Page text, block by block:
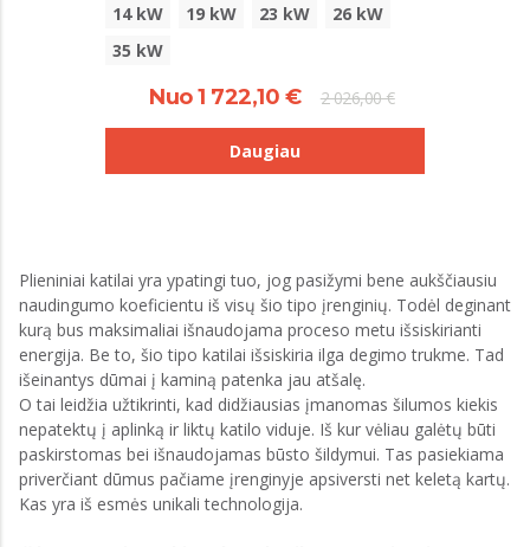
14 kW 19 kW 23 kW
26 kW
35 kW
Nuo 1 722,10 € 2 026,00 €
Daugiau
Plieniniai katilai yra ypatingi tuo, jog pasižymi bene aukščiausiu
naudingumo koeficientu iš visų šio tipo įrenginių. Todėl deginant
kurą bus maksimaliai išnaudojama proceso metu išsiskirianti
energija. Be to, šio tipo katilai išsiskiria ilga degimo trukme. Tad
išeinantys dūmai į kaminą patenka jau atšalę.
O tai leidžia užtikrinti, kad didžiausias įmanomas šilumos kiekis
nepatektų į aplinką ir liktų katilo viduje. Iš kur vėliau galėtų būti
paskirstomas bei išnaudojamas būsto šildymui. Tas pasiekiama
priverčiant dūmus pačiame įrenginyje apsiversti net keletą kartų.
Kas yra iš esmės unikali technologija.